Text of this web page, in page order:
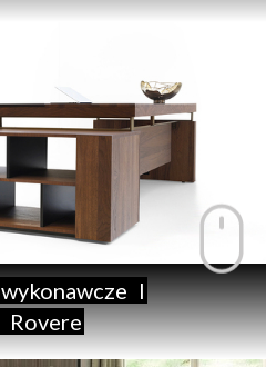
wykonawcze I
Rovere